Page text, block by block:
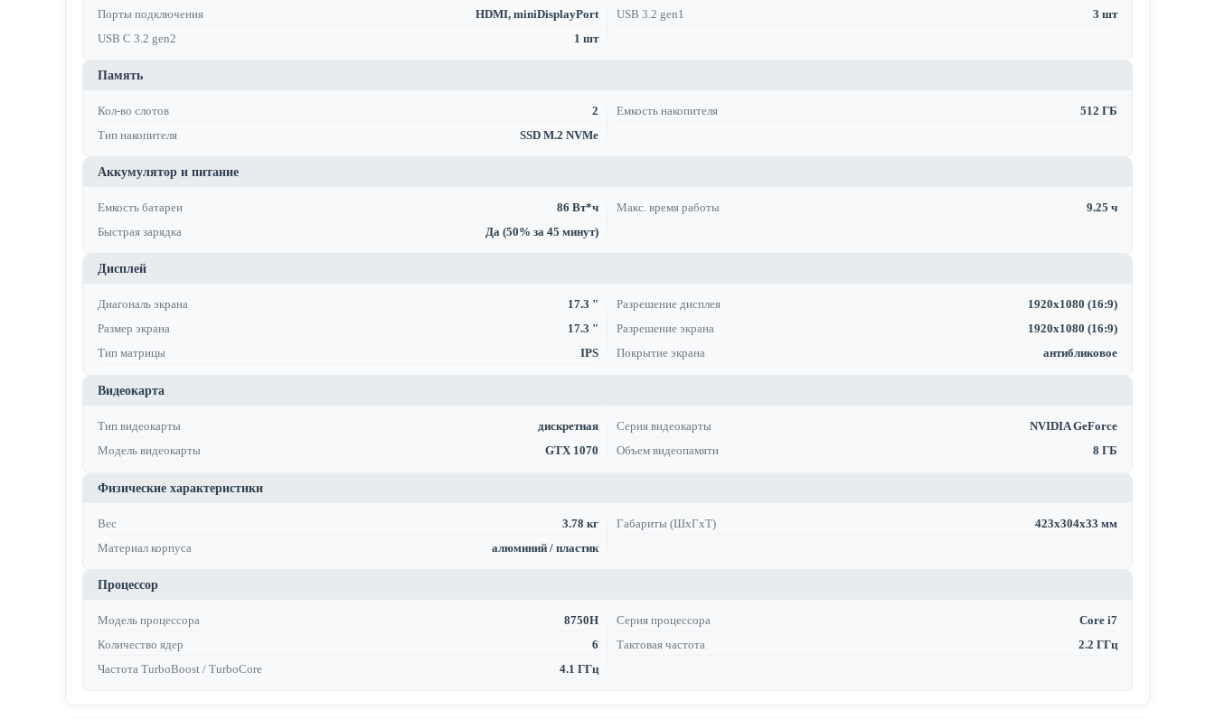
Порты подключения HDMI, miniDisplayPort USB 3.2 gen1
3 шт
USB C 3.2 gen2
1 шт
Память
Кол-во слотов 2 Емкость накопителя
512 ГБ
Тип накопителя
SSD M.2 NVMe
Аккумулятор и питание
Емкость батареи 86 Вт*ч Макс. время работы
9.25 ч
Быстрая зарядка
Да (50% за 45 минут)
Дисплей
Диагональ экрана 17.3 " Разрешение дисплея
1920x1080 (16:9)
Размер экрана
17.3 " Разрешение экрана
1920x1080 (16:9)
Тип матрицы
IPS Покрытие экрана антибликовое
Видеокарта
Тип видеокарты дискретная Серия видеокарты
NVIDIA GeForce
Модель видеокарты
GTX 1070 Объем видеопамяти 8 ГБ
Физические характеристики
Вес 3.78 кг Габариты (ШхГхТ)
423x304x33 мм
Материал корпуса
алюминий / пластик
Процессор
Модель процессора 8750H Серия процессора
Core i7
Количество ядер
6 Тактовая частота
2.2 ГГц
Частота TurboBoost / TurboCore
4.1 ГГц